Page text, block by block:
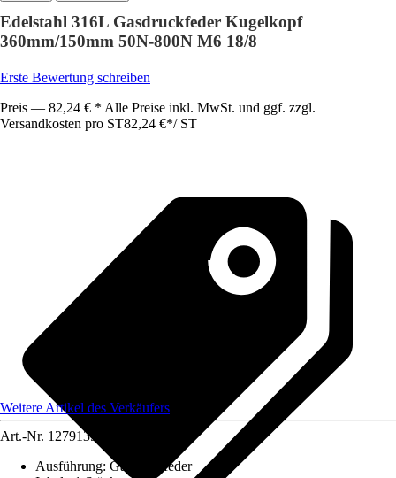
Edelstahl 316L Gasdruckfeder Kugelkopf
360mm/150mm 50N-800N M6 18/8
Erste Bewertung schreiben
Preis — 82,24 € * Alle Preise inkl. MwSt. und ggf. zzgl.
Versandkosten pro ST82,24 €*/ ST
Weitere Artikel des Verkäufers
Art.-Nr. 12791350
Ausführung: Gasdruckfeder